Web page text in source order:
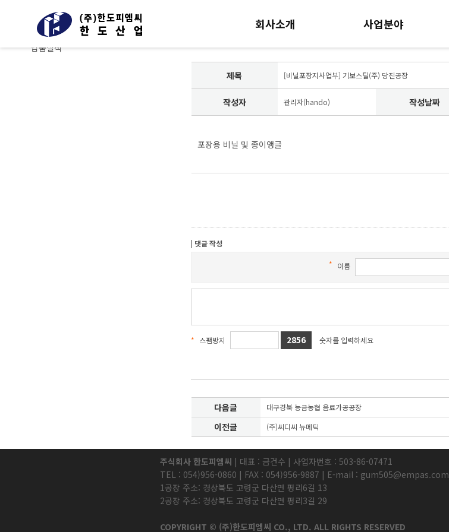
회사소개 사업분야
(주)한국안전컨설팅은 미래를 생각합니다.
납품실적
제목 [비닐포장지사업부] 기보스틸(주) 당진공장
작성자 관리자(hando) 작성날짜
포장용 비닐 및 종이앵글
| 댓글 작성
* 이름
* 스팸방지 2856 숫자를 입력하세요
다음글 대구경북 능금농협 음료가공공장
이전글 (주)씨디씨 뉴메틱
주식회사 한도피엠씨 | 대표 : 금건수 | 사업자번호 : 503-86-07471
TEL : 054)956-0860 | FAX : 054)956-9887 | E-mail : gum505@empas.com
1공장 주소: 경상북도 고령군 다산면 평리6길 13
2공장 주소: 경상북도 고령군 다산면 평리3길 29
COPYRIGHT © (주)한도피엠씨 CO., LTD. ALL RIGHTS RESERVED